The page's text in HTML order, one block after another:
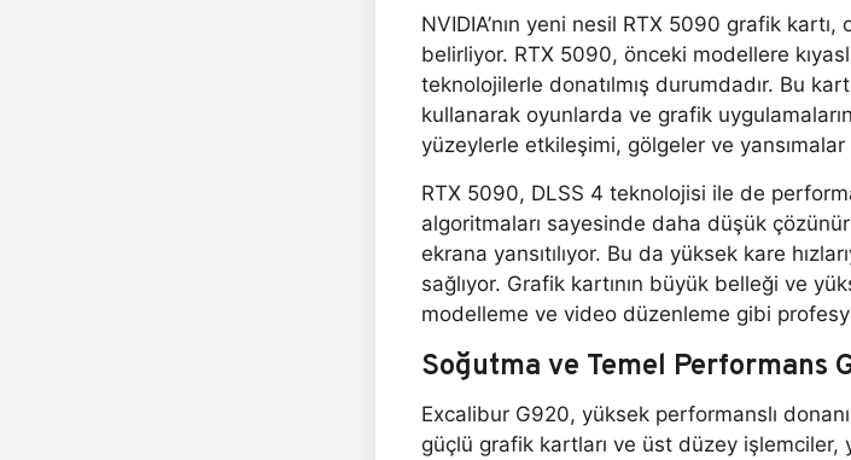
NVIDIA’nın yeni nesil RTX 5090 grafik
belirliyor. RTX 5090, önceki modellere
teknolojilerle donatılmış durumdadır. Bu
kullanarak oyunlarda ve grafik
yüzeylerle etkileşimi, gölgeler ve
RTX 5090, DLSS 4 teknolojisi ile de
algoritmaları sayesinde daha düşük
ekrana yansıtılıyor. Bu da yüksek kare
sağlıyor. Grafik kartının büyük belleği ve
modelleme ve video düzenleme gibi
Soğutma ve Temel Performans
Excalibur G920, yüksek performanslı
güçlü grafik kartları ve üst düzey işlemciler,